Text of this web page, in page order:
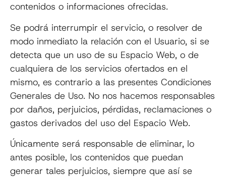
contenidos o informaciones ofrecidas.
Se podrá interrumpir el servicio, o resolver de
modo inmediato la relación con el Usuario, si se
detecta que un uso de su Espacio Web, o de
cualquiera de los servicios ofertados en el
mismo, es contrario a las presentes Condiciones
Generales de Uso. No nos hacemos responsables
por daños, perjuicios, pérdidas, reclamaciones o
gastos derivados del uso del Espacio Web.
Únicamente será responsable de eliminar, lo
antes posible, los contenidos que puedan
generar tales perjuicios, siempre que así se